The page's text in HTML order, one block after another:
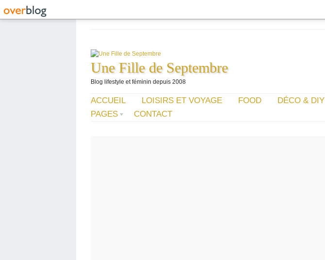
Une Fille de Septembre
Blog lifestyle et féminin depuis 2008
ACCUEIL LOISIRS ET VOYAGE FOOD DÉCO & DIY
PAGES
CONTACT